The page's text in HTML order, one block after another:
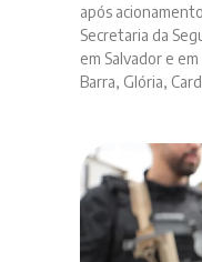
após
Secretaria da
em Salvador e
Barra, Glória,